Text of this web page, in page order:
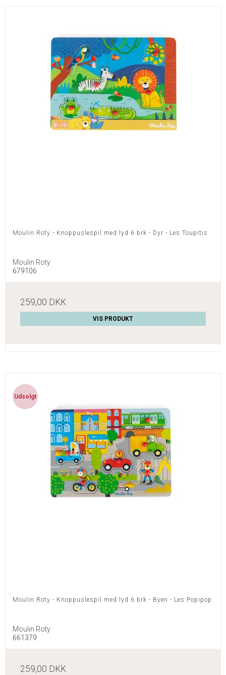
Moulin Roty - Knoppuslespil med lyd 6 brk - Dyr - Les Toupitis
Moulin Roty
679106
259,00 DKK
VIS PRODUKT
Udsolgt
Moulin Roty - Knoppuslespil med lyd 6 brk - Byen - Les Popipop
Moulin Roty
661379
259,00 DKK